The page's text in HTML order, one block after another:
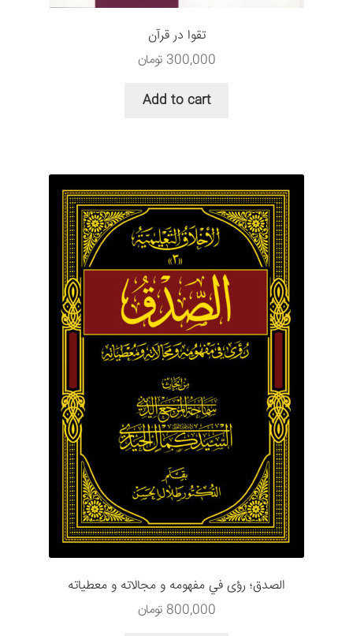
تقوا در قرآن
300,000 تومان
Add to cart
الصدق؛ رؤى في مفهومه و مجالاته و معطياته
800,000 تومان